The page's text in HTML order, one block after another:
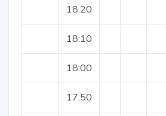
18:20
18:10
18:00
17:50